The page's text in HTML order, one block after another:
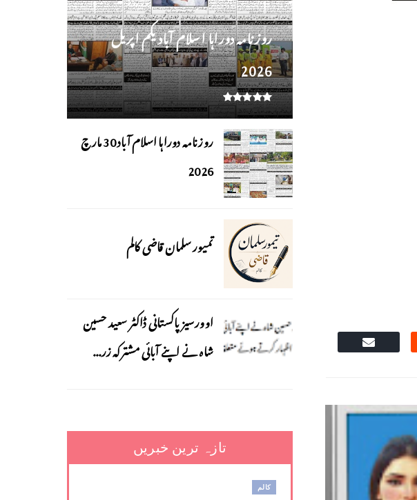
روز نامہ دوراہا اسلام آباد یکم اپریل
2026
روزنامہ دوراہا اسلام آباد 30 مارچ
2026
تمیور سلمان قاضی کالم
اوورسیز پاکستانی ڈاکٹر سعید حسین
شاہ نے اپنے آبائی مشترکہ زر...
تازہ ترین خبریں
کالم